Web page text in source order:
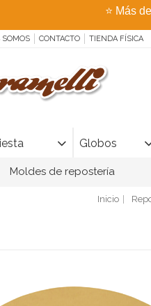
⭐ Más
CONTACTO TIENDA FÍSICA
Globos
Moldes de repostería
Inicio